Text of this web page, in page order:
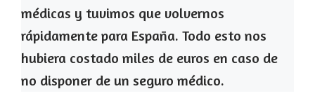
médicas y tuvimos que volvernos
rápidamente para España. Todo esto nos
hubiera costado miles de euros en caso de
no disponer de un seguro médico.